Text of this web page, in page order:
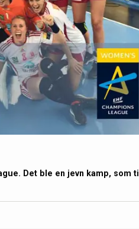
Det ble en jevn kamp, som til